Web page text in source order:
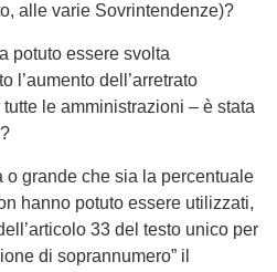
alle varie Sovrintendenze)?
potuto essere svolta
l’aumento dell’arretrato
le amministrazioni – è stata
grande che sia la percentuale
hanno potuto essere utilizzati,
33 del testo unico per
di soprannumero” il